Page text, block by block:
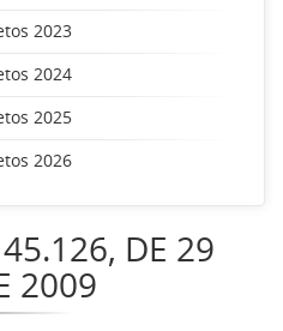
2023
2024
2025
2026
45.126, DE 29
2009